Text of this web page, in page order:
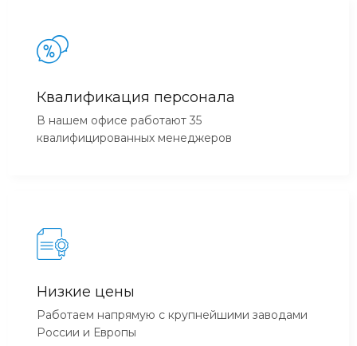
Квалификация персонала
В нашем офисе работают 35
квалифицированных менеджеров
Низкие цены
Работаем напрямую с крупнейшими заводами
России и Европы